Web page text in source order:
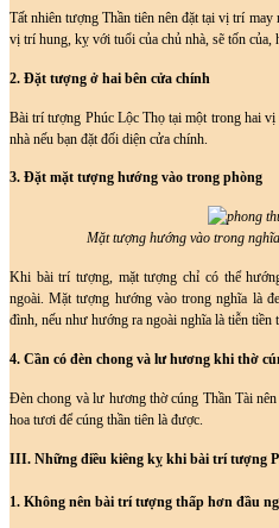
Tất nhiên tượng Thần tiên nên đặt tại vị trí
vị trí hung, kỵ với tuổi của chủ nhà, sẽ tốn của,
2. Đặt tượng ở hai bên cửa chính
Bài trí tượng Phúc Lộc Thọ tại một trong hai
nhà nếu bạn đặt đối diện cửa chính.
3. Đặt mặt tượng hướng vào trong phòng
Mặt tượng hướng vào trong
Khi bài trí tượng, mặt tượng chỉ có thể
ngoài. Mặt tượng hướng vào trong nghĩa là
đình, nếu như hướng ra ngoài nghĩa là tiễn tiền
4. Cần có đèn chong và lư hương khi thờ
Đèn chong và lư hương thờ cúng Thần Tài
hoa tươi để cúng thần tiên là được.
III. Những điều kiêng kỵ khi bài trí tượng
1. Không nên bài trí tượng thấp hơn đầu